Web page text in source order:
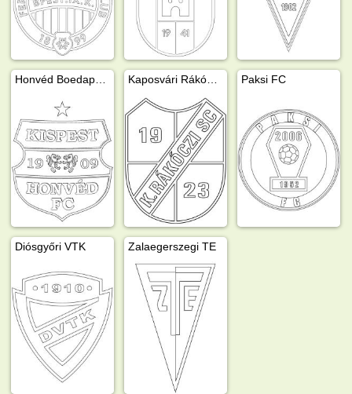
Paksi FC
Diósgyőri VTK Zalaegerszegi TE